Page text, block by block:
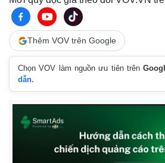
Thêm VOV trên Google
Chọn VOV làm nguồn ưu tiên trên
dẫn.